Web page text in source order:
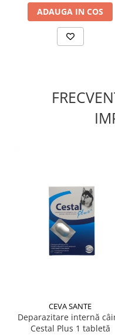
ADAUGA IN COS
CEVA SANTE
Deparazitare internă
Cestal Plus 1 tabletă